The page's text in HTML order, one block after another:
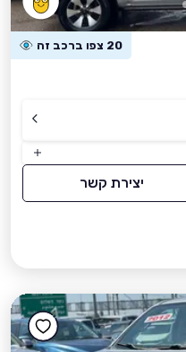
20 צפו ברכב זה
יצירת קשר